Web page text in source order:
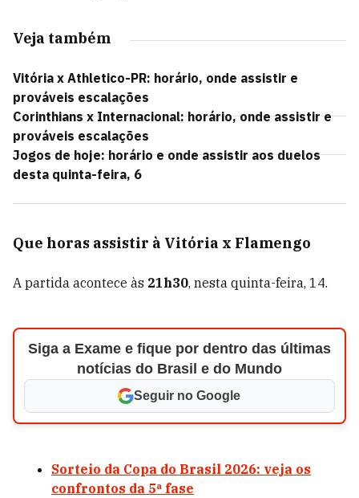
Veja também
Vitória x Athletico-PR: horário, onde assistir e
prováveis escalações
Corinthians x Internacional: horário, onde assistir e
prováveis escalações
Jogos de hoje: horário e onde assistir aos duelos
desta quinta-feira, 6
Que horas assistir à Vitória x Flamengo
A partida acontece às 21h30, nesta quinta-feira, 14.
Siga a Exame e fique por dentro das últimas
notícias do Brasil e do Mundo
Seguir no Google
Sorteio da Copa do Brasil 2026: veja os
confrontos da 5ª fase